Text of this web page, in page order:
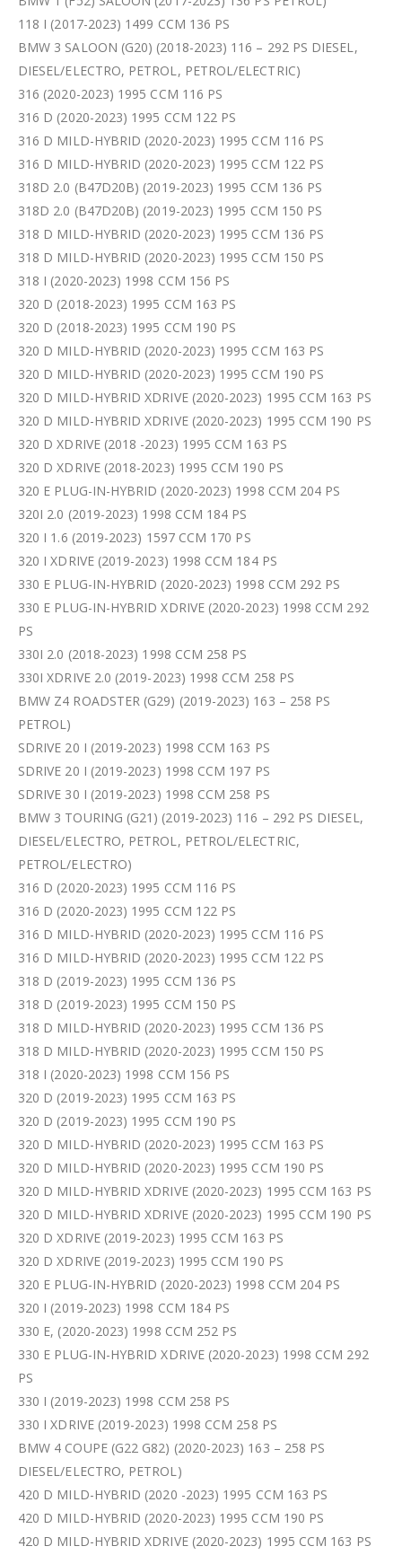
118 I (2017-2023) 1499 CCM 136 PS
BMW 3 SALOON (G20) (2018-2023) 116 – 292 PS DIESEL,
DIESEL/ELECTRO, PETROL, PETROL/ELECTRIC)
316 (2020-2023) 1995 CCM 116 PS
316 D (2020-2023) 1995 CCM 122 PS
316 D MILD-HYBRID (2020-2023) 1995 CCM 116 PS
316 D MILD-HYBRID (2020-2023) 1995 CCM 122 PS
318D 2.0 (B47D20B) (2019-2023) 1995 CCM 136 PS
318D 2.0 (B47D20B) (2019-2023) 1995 CCM 150 PS
318 D MILD-HYBRID (2020-2023) 1995 CCM 136 PS
318 D MILD-HYBRID (2020-2023) 1995 CCM 150 PS
318 I (2020-2023) 1998 CCM 156 PS
320 D (2018-2023) 1995 CCM 163 PS
320 D (2018-2023) 1995 CCM 190 PS
320 D MILD-HYBRID (2020-2023) 1995 CCM 163 PS
320 D MILD-HYBRID (2020-2023) 1995 CCM 190 PS
320 D MILD-HYBRID XDRIVE (2020-2023) 1995 CCM 163 PS
320 D MILD-HYBRID XDRIVE (2020-2023) 1995 CCM 190 PS
320 D XDRIVE (2018 -2023) 1995 CCM 163 PS
320 D XDRIVE (2018-2023) 1995 CCM 190 PS
320 E PLUG-IN-HYBRID (2020-2023) 1998 CCM 204 PS
320I 2.0 (2019-2023) 1998 CCM 184 PS
320 I 1.6 (2019-2023) 1597 CCM 170 PS
320 I XDRIVE (2019-2023) 1998 CCM 184 PS
330 E PLUG-IN-HYBRID (2020-2023) 1998 CCM 292 PS
330 E PLUG-IN-HYBRID XDRIVE (2020-2023) 1998 CCM 292
PS
330I 2.0 (2018-2023) 1998 CCM 258 PS
330I XDRIVE 2.0 (2019-2023) 1998 CCM 258 PS
BMW Z4 ROADSTER (G29) (2019-2023) 163 – 258 PS
PETROL)
SDRIVE 20 I (2019-2023) 1998 CCM 163 PS
SDRIVE 20 I (2019-2023) 1998 CCM 197 PS
SDRIVE 30 I (2019-2023) 1998 CCM 258 PS
BMW 3 TOURING (G21) (2019-2023) 116 – 292 PS DIESEL,
DIESEL/ELECTRO, PETROL, PETROL/ELECTRIC,
PETROL/ELECTRO)
316 D (2020-2023) 1995 CCM 116 PS
316 D (2020-2023) 1995 CCM 122 PS
316 D MILD-HYBRID (2020-2023) 1995 CCM 116 PS
316 D MILD-HYBRID (2020-2023) 1995 CCM 122 PS
318 D (2019-2023) 1995 CCM 136 PS
318 D (2019-2023) 1995 CCM 150 PS
318 D MILD-HYBRID (2020-2023) 1995 CCM 136 PS
318 D MILD-HYBRID (2020-2023) 1995 CCM 150 PS
318 I (2020-2023) 1998 CCM 156 PS
320 D (2019-2023) 1995 CCM 163 PS
320 D (2019-2023) 1995 CCM 190 PS
320 D MILD-HYBRID (2020-2023) 1995 CCM 163 PS
320 D MILD-HYBRID (2020-2023) 1995 CCM 190 PS
320 D MILD-HYBRID XDRIVE (2020-2023) 1995 CCM 163 PS
320 D MILD-HYBRID XDRIVE (2020-2023) 1995 CCM 190 PS
320 D XDRIVE (2019-2023) 1995 CCM 163 PS
320 D XDRIVE (2019-2023) 1995 CCM 190 PS
320 E PLUG-IN-HYBRID (2020-2023) 1998 CCM 204 PS
320 I (2019-2023) 1998 CCM 184 PS
330 E, (2020-2023) 1998 CCM 252 PS
330 E PLUG-IN-HYBRID XDRIVE (2020-2023) 1998 CCM 292
PS
330 I (2019-2023) 1998 CCM 258 PS
330 I XDRIVE (2019-2023) 1998 CCM 258 PS
BMW 4 COUPE (G22 G82) (2020-2023) 163 – 258 PS
DIESEL/ELECTRO, PETROL)
420 D MILD-HYBRID (2020 -2023) 1995 CCM 163 PS
420 D MILD-HYBRID (2020-2023) 1995 CCM 190 PS
420 D MILD-HYBRID XDRIVE (2020-2023) 1995 CCM 163 PS